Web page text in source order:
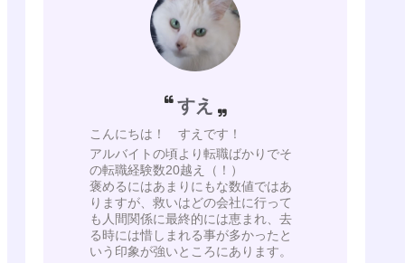
すえ
こんにちは！ すえです！
アルバイトの頃より転職ばかりでそ
の転職経験数20越え（！）
褒めるにはあまりにもな数値ではあ
りますが、救いはどの会社に行って
も人間関係に最終的には恵まれ、去
る時には惜しまれる事が多かったと
いう印象が強いところにあります。